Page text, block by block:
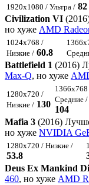
1920x1080 / Ультра / 82
Civilization VI
но хуже AMD
1024x768 /
Низкие / 60.8
Battlefield 1 (2016)
Max-Q, но хуже
1280x720 /
Низкие / 130 Средние /
104
Mafia 3 (2016)
но хуже NVIDIA
1280x720 / Низкие /
53.8
Deus Ex Mankind
460, но хуже AMD